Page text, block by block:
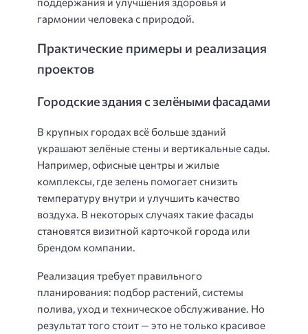
гармонии человека с природой.
Практические примеры и реализация
проектов
Городские здания с зелёными фасадами
В крупных городах всё больше зданий
украшают зелёные стены и вертикальные сады.
Например, офисные центры и жилые
комплексы, где зелень помогает снизить
температуру внутри и улучшить качество
воздуха. В некоторых случаях такие фасады
становятся визитной карточкой города или
брендом компании.
Реализация требует правильного
планирования: подбор растений, системы
полива, уход и техническое обслуживание. Но
результат того стоит — это не только красивое